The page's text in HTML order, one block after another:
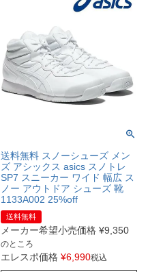
送料無料 スノーシューズ メン
ズ アシックス asics スノトレ
SP7 スニーカー ワイド 幅広 ス
ノー アウトドア シューズ 靴
1133A002 25%off
送料無料
メーカー希望小売価格 ¥9,350
のところ
エレスポ価格 ¥6,990税込